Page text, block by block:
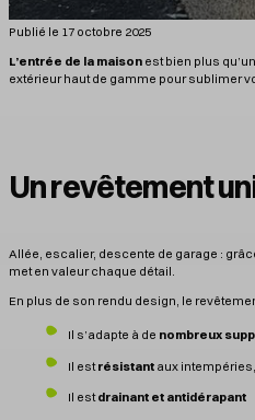
Publié le 17 octobre 2025
L’entrée de la maison est bien plus
extérieur haut de gamme pour sublimer
Un revêtement
Allée, escalier, descente de garage :
met en valeur chaque détail.
En plus de son rendu design, le
Il s’adapte à de nombreux
Il estrésistant aux
Il estdrainant et antidérapant